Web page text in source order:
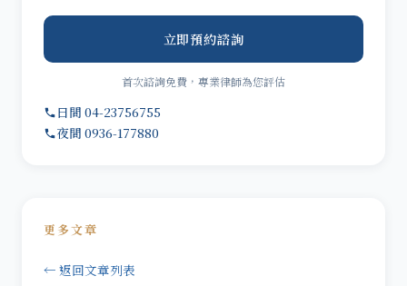
立即預約諮詢
首次諮詢免費，專業律師為您評估
日間 04-23756755
夜間 0936-177880
更多文章
← 返回文章列表